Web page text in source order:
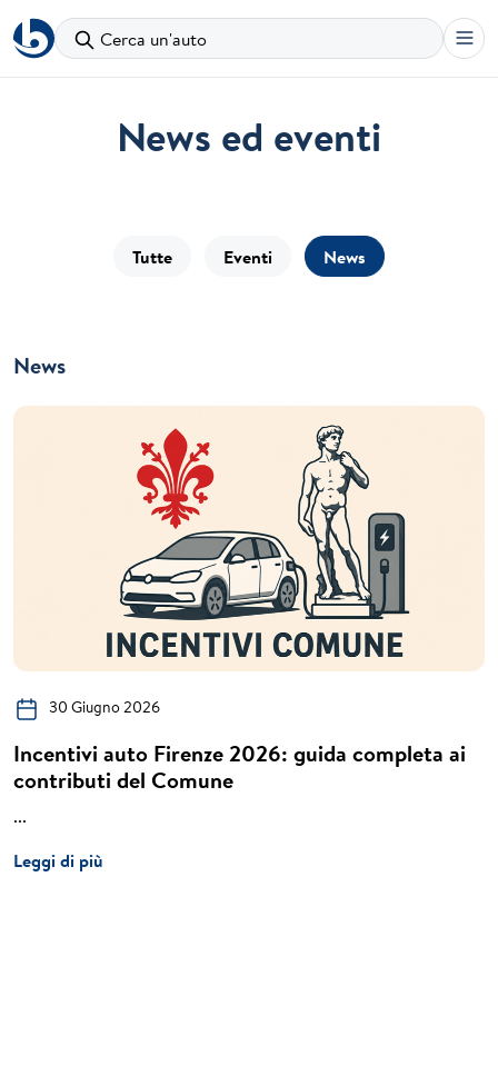
Cerca un'auto
News ed eventi
Tutte Eventi News
News
30 Giugno 2026
Incentivi auto Firenze 2026: guida completa ai
contributi del Comune
...
Leggi di più